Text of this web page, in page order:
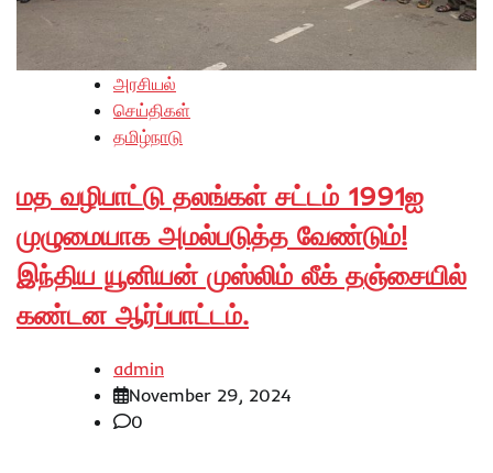
அரசியல்
செய்திகள்
தமிழ்நாடு
மத வழிபாட்டு தலங்கள் சட்டம் 1991ஐ
முழுமையாக அமல்படுத்த வேண்டும்!
இந்திய யூனியன் முஸ்லிம் லீக் தஞ்சையில்
கண்டன ஆர்ப்பாட்டம்.
admin
November 29, 2024
0